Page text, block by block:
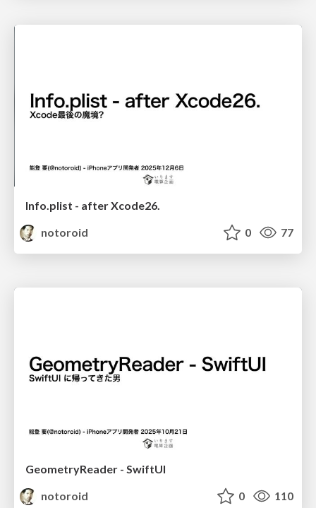
Info.plist - after Xcode26.
notoroid
0 77
GeometryReader - SwiftUI
notoroid
0 110